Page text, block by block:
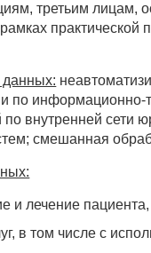
третьим лицам,
практической
информационно-
внутренней сети
смешанная
и лечение
в том числе с